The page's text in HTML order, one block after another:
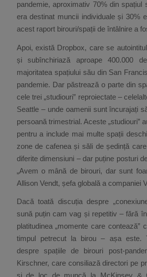
pandemie, aproximativ 70% din spațiul
era destinat muncii individuale și 30%
acest raport birouri/spații de întâlnire a
Apoi, există Dropbox, care se
și subînchiriază aproape 400.000
majoritatea spațiului său din San
pandemie. Dar păstrează o parte din
cele trei „studiouri” reproiectate –
Seattle – unde oamenii sunt încurajați
persoană trimestrial. Aceste „studiouri”
pentru a include mai multe spații
zone de cafenea și săli de ședință
diferite dimensiuni – dar puține posturi
„Avem o mână de birouri, dar sunt
Allison Vendt, șefa globală a companiei
Dacă toată discuția despre
sună puțin cam vag și repetitiv – fără
platitudinea „momente care contează”
timpul petrecut la birou – așa este.
despre spațiile de birouri post-
Kirschner, care consiliază directori pe